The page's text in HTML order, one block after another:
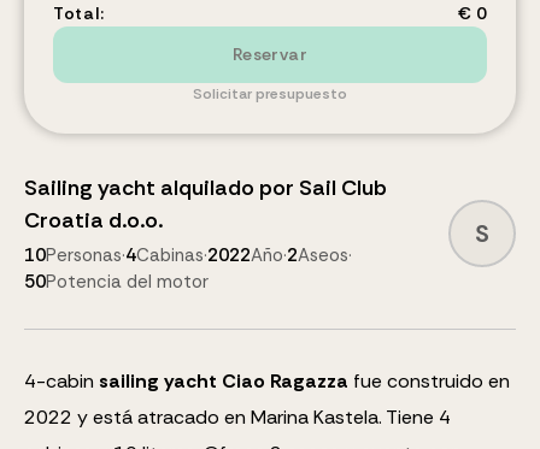
Total:
€ 0
Reservar
Solicitar presupuesto
Sailing yacht alquilado por Sail Club
Croatia d.o.o.
10Personas·4Cabinas·2022Año·2Aseos·
50Potencia del motor
S
4-cabin sailing yacht Ciao Ragazza fue construido en
2022 y está atracado en Marina Kastela. Tiene 4